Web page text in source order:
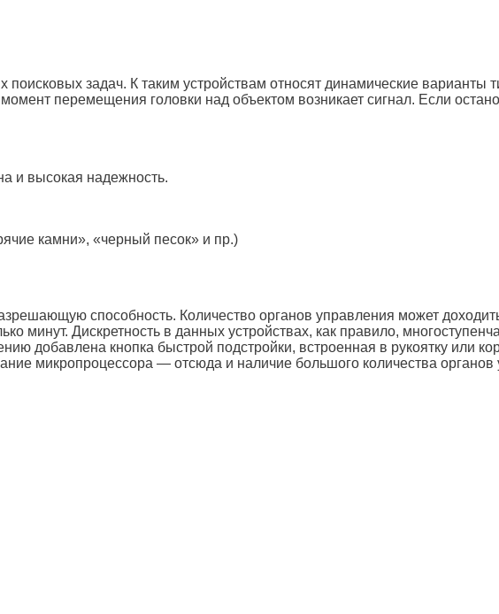
задач. К таким устройствам относят динамические варианты
перемещения головки над объектом возникает сигнал. Если
и высокая надежность.
камни», «черный песок» и пр.)
способность. Количество органов управления может
минут. Дискретность в данных устройствах, как правило,
добавлена кнопка быстрой подстройки, встроенная в рукоятку или
микропроцессора — отсюда и наличие большого количества органов